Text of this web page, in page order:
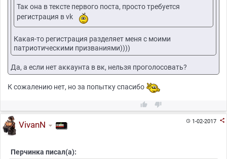
Так она в тексте первого поста, просто требуется
регистрация в vk
Какая-то регистрация разделяет меня с моими
патриотическими призваниями))))
Да, а если нет аккаунта в вк, нельзя проголосовать?
К сожалению нет, но за попытку спасибо
 
1-02-2017 
VivanN
Перчинка писал(а):